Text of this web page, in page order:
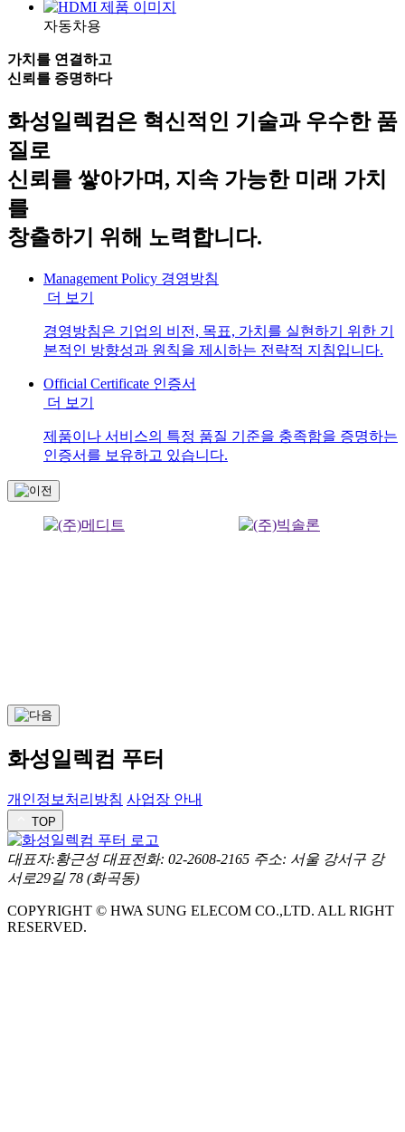
자동차용
가치를 연결하고
신뢰를 증명하다
화성일렉컴은 혁신적인 기술과 우수한 품
질로
신뢰를 쌓아가며, 지속 가능한 미래 가치
를
창출하기 위해 노력합니다.
Management Policy 경영방침
더 보기
경영방침은 기업의 비전, 목표, 가치를 실현하기 위한 기
본적인 방향성과 원칙을 제시하는 전략적 지침입니다.
Official Certificate 인증서
더 보기
제품이나 서비스의 특정 품질 기준을 충족함을 증명하는
인증서를 보유하고 있습니다.
화성일렉컴 푸터
개인정보처리방침 사업장 안내
TOP
대표자:황근성 대표전화: 02-2608-2165 주소: 서울 강서구 강
서로29길 78 (화곡동)
COPYRIGHT © HWA SUNG ELECOM CO.,LTD. ALL RIGHT
RESERVED.